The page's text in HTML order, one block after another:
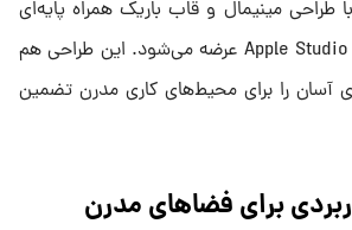
ال‌جی UltraFine 6K با طراحی مینیمال و قاب باریک همراه پایه‌ای
شبیه مانیتور Apple Studio Display عرضه می‌شود. این طراحی هم
آسان را برای محیط‌های کاری مدرن تضمین
برای فضاهای مدرن